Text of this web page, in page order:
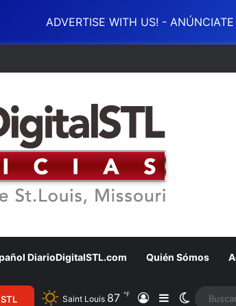
ADVERTISE WITH US! -
DiarioDigitalSTL.com Quién Sómos
Saint Louis 87 ℉ AccesoBarra lateral
Switch